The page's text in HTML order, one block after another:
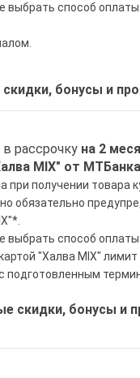
выбрать способ
бонусы и
рассрочку на 2
MIX" от
получении товара
обязательно
выбрать способ оплаты
"Халва MIX"
подготовленным
бонусы и